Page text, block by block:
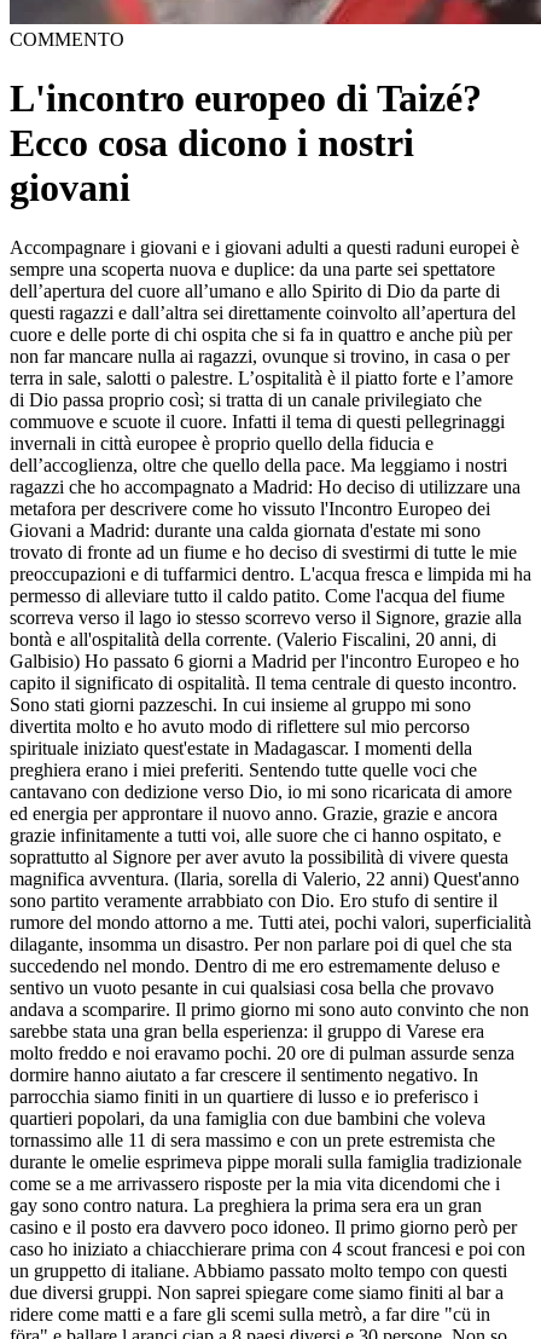
COMMENTO
L'incontro europeo di Taizé?
Ecco cosa dicono i nostri
giovani
Accompagnare i giovani e i giovani adulti a questi raduni europei è
sempre una scoperta nuova e duplice: da una parte sei spettatore
dell’apertura del cuore all’umano e allo Spirito di Dio da parte di
questi ragazzi e dall’altra sei direttamente coinvolto all’apertura del
cuore e delle porte di chi ospita che si fa in quattro e anche più per
non far mancare nulla ai ragazzi, ovunque si trovino, in casa o per
terra in sale, salotti o palestre. L’ospitalità è il piatto forte e l’amore
di Dio passa proprio così; si tratta di un canale privilegiato che
commuove e scuote il cuore. Infatti il tema di questi pellegrinaggi
invernali in città europee è proprio quello della fiducia e
dell’accoglienza, oltre che quello della pace. Ma leggiamo i nostri
ragazzi che ho accompagnato a Madrid: Ho deciso di utilizzare una
metafora per descrivere come ho vissuto l'Incontro Europeo dei
Giovani a Madrid: durante una calda giornata d'estate mi sono
trovato di fronte ad un fiume e ho deciso di svestirmi di tutte le mie
preoccupazioni e di tuffarmici dentro. L'acqua fresca e limpida mi ha
permesso di alleviare tutto il caldo patito. Come l'acqua del fiume
scorreva verso il lago io stesso scorrevo verso il Signore, grazie alla
bontà e all'ospitalità della corrente. (Valerio Fiscalini, 20 anni, di
Galbisio) Ho passato 6 giorni a Madrid per l'incontro Europeo e ho
capito il significato di ospitalità. Il tema centrale di questo incontro.
Sono stati giorni pazzeschi. In cui insieme al gruppo mi sono
divertita molto e ho avuto modo di riflettere sul mio percorso
spirituale iniziato quest'estate in Madagascar. I momenti della
preghiera erano i miei preferiti. Sentendo tutte quelle voci che
cantavano con dedizione verso Dio, io mi sono ricaricata di amore
ed energia per approntare il nuovo anno. Grazie, grazie e ancora
grazie infinitamente a tutti voi, alle suore che ci hanno ospitato, e
soprattutto al Signore per aver avuto la possibilità di vivere questa
magnifica avventura. (Ilaria, sorella di Valerio, 22 anni) Quest'anno
sono partito veramente arrabbiato con Dio. Ero stufo di sentire il
rumore del mondo attorno a me. Tutti atei, pochi valori, superficialità
dilagante, insomma un disastro. Per non parlare poi di quel che sta
succedendo nel mondo. Dentro di me ero estremamente deluso e
sentivo un vuoto pesante in cui qualsiasi cosa bella che provavo
andava a scomparire. Il primo giorno mi sono auto convinto che non
sarebbe stata una gran bella esperienza: il gruppo di Varese era
molto freddo e noi eravamo pochi. 20 ore di pulman assurde senza
dormire hanno aiutato a far crescere il sentimento negativo. In
parrocchia siamo finiti in un quartiere di lusso e io preferisco i
quartieri popolari, da una famiglia con due bambini che voleva
tornassimo alle 11 di sera massimo e con un prete estremista che
durante le omelie esprimeva pippe morali sulla famiglia tradizionale
come se a me arrivassero risposte per la mia vita dicendomi che i
gay sono contro natura. La preghiera la prima sera era un gran
casino e il posto era davvero poco idoneo. Il primo giorno però per
caso ho iniziato a chiacchierare prima con 4 scout francesi e poi con
un gruppetto di italiane. Abbiamo passato molto tempo con questi
due diversi gruppi. Non saprei spiegare come siamo finiti al bar a
ridere come matti e a fare gli scemi sulla metrò, a far dire "cü in